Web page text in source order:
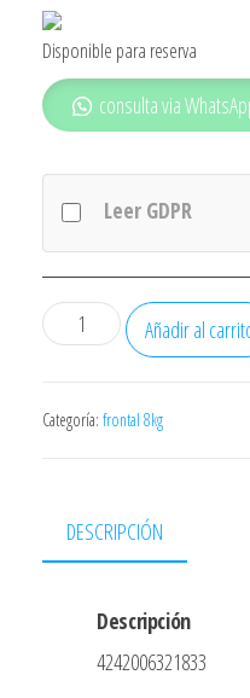
Disponible para reserva
consulta via
Leer GDPR
LAVADORA
BALAY
8KG
LED
CLASE
MOTOR
Añadir al
Categoría: frontal 8kg
DESCRIPCIÓN
Descripción
4242006321833